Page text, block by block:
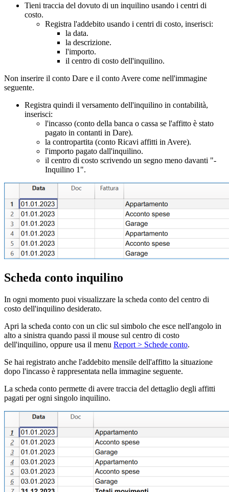
Tieni traccia del dovuto di un inquilino usando i centri di
costo.
Registra l'addebito usando i centri di costo, inserisci:
la data.
la descrizione.
l'importo.
il centro di costo dell'inquilino.
Non inserire il conto Dare e il conto Avere come nell'immagine
seguente.
Registra quindi il versamento dell'inquilino in contabilità,
inserisci:
l'incasso (conto della banca o cassa se l'affitto è stato
pagato in contanti in Dare).
la contropartita (conto Ricavi affitti in Avere).
l'importo pagato dall'inquilino.
il centro di costo scrivendo un segno meno davanti "-
Inquilino 1".
Scheda conto inquilino
In ogni momento puoi visualizzare la scheda conto del centro di
costo dell'inquilino desiderato.
Apri la scheda conto con un clic sul simbolo che esce nell'angolo in
alto a sinistra quando passi il mouse sul centro di costo
dell'inquilino, oppure usa il menu Report > Schede conto.
Se hai registrato anche l'addebito mensile dell'affitto la situazione
dopo l'incasso è rappresentata nella immagine seguente.
La scheda conto permette di avere traccia del dettaglio degli affitti
pagati per ogni singolo inquilino.